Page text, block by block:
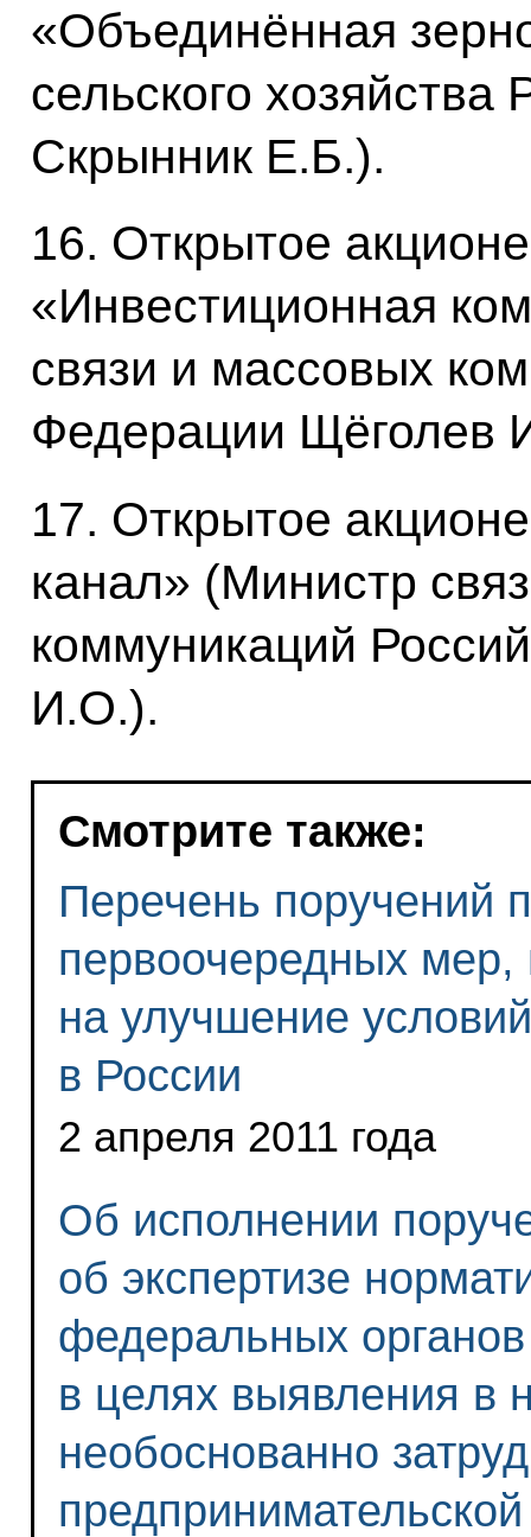
«Объединённая
сельского
Скрынник Е.Б.).
16. Открытое
«Инвестиционная
связи и массовых
Федерации Щёголев
17. Открытое
канал» (Министр
коммуникаций
И.О.).
Смотрите также:
Перечень поручений
первоочередных мер,
на улучшение
в России
2 апреля 2011 года
Об исполнении
об экспертизе
федеральных
в целях выявления в
необоснованно